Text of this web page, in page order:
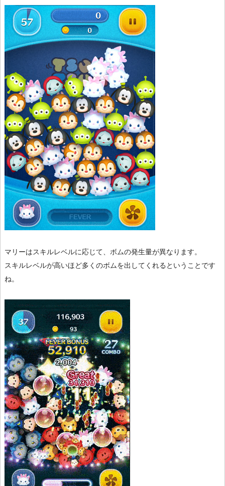
マリーはスキルレベルに応じて、ボムの発生量が異なります。
スキルレベルが高いほど多くのボムを出してくれるということです
ね。